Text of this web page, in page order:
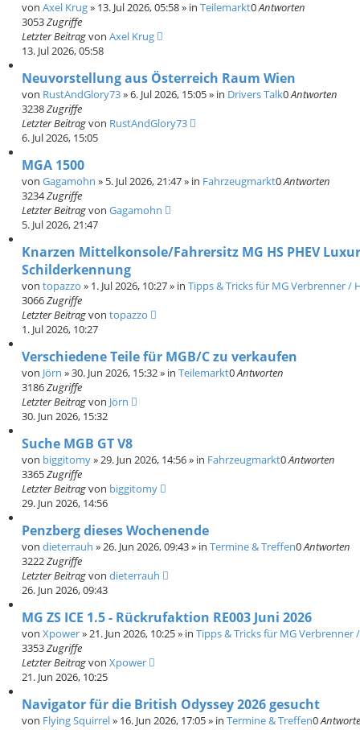
von Axel Krug» 13. Jul 2026, 05:58» in Teilemarkt0Antworten
3053Zugriffe
Letzter Beitragvon Axel Krug
13. Jul 2026, 05:58
Neuvorstellung aus Österreich Raum Wien
von RustAndGlory73»6. Jul 2026, 15:05» in Drivers Talk0Antworten
3238Zugriffe
Letzter Beitragvon RustAndGlory73
6. Jul 2026, 15:05
MGA 1500
von Gagamohn » 5. Jul 2026, 21:47» in Fahrzeugmarkt0Antworten
3234Zugriffe
Letzter Beitragvon Gagamohn
5. Jul 2026, 21:47
Knarzen Mittelkonsole/Fahrersitz MG HS PHEV
Schilderkennung
von topazzo » 1. Jul 2026, 10:27» in Tipps & Tricks für MG Verbrenner /
3066Zugriffe
Letzter Beitragvon topazzo
1. Jul 2026, 10:27
Verschiedene Teile für MGB/C zu verkaufen
von Jörn »30. Jun 2026, 15:32» in Teilemarkt0Antworten
3186Zugriffe
Letzter Beitragvon Jörn
30. Jun 2026, 15:32
Suche MGB GT V8
von biggitomy»29. Jun 2026, 14:56» in Fahrzeugmarkt0Antworten
3365Zugriffe
Letzter Beitragvon biggitomy
29. Jun 2026, 14:56
Penzberg dieses Wochenende
von dieterrauh »26. Jun 2026, 09:43» in Termine & Treffen0Antworten
3222Zugriffe
Letzter Beitragvon dieterrauh
26. Jun 2026, 09:43
MG ZS ICE 1.5 - Rückrufaktion RE003 Juni 2026
von Xpower»21. Jun 2026, 10:25» in Tipps & Tricks für MG Verbrenner
3353Zugriffe
Letzter Beitragvon Xpower
21. Jun 2026, 10:25
Navigator für die British Odyssey 2026 gesucht
von Flying Squirrel» 16. Jun 2026, 17:05» in Termine & Treffen0